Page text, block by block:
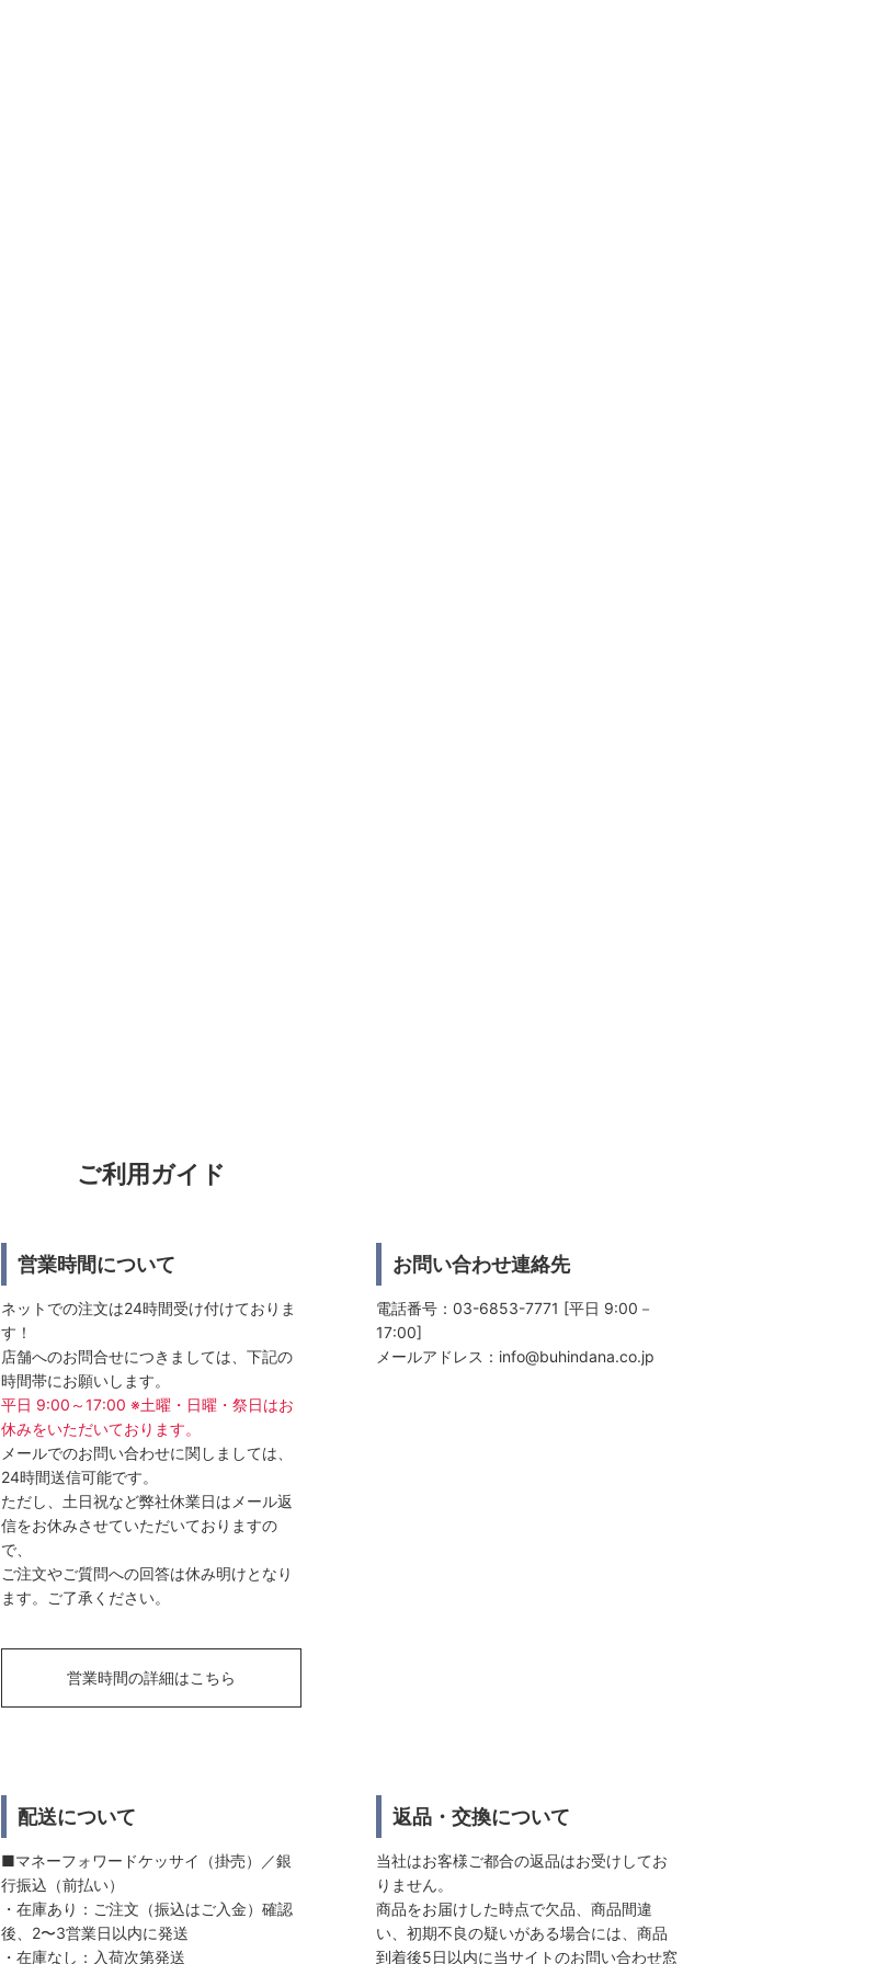
ご利用ガイド
営業時間について
ネットでの注文は24時間受け付けておりま
す！
店舗へのお問合せにつきましては、下記の
時間帯にお願いします。
平日 9:00～17:00 ※土曜・日曜・祭日はお
休みをいただいております。
メールでのお問い合わせに関しましては、
24時間送信可能です。
ただし、土日祝など弊社休業日はメール返
信をお休みさせていただいておりますの
で、
ご注文やご質問への回答は休み明けとなり
ます。ご了承ください。
営業時間の詳細はこちら
お問い合わせ連絡先
電話番号：03-6853-7771 [平日 9:00－
17:00]
メールアドレス： info@buhindana.co.jp
配送について
■マネーフォワードケッサイ（掛売）／銀
行振込（前払い）
・在庫あり：ご注文（振込はご入金）確認
後、2〜3営業日以内に発送
・在庫なし：入荷次第発送
返品・交換について
当社はお客様ご都合の返品はお受けしてお
りません。
商品をお届けした時点で欠品、商品間違
い、初期不良の疑いがある場合には、商品
到着後5日以内に当サイトのお問い合わせ窓